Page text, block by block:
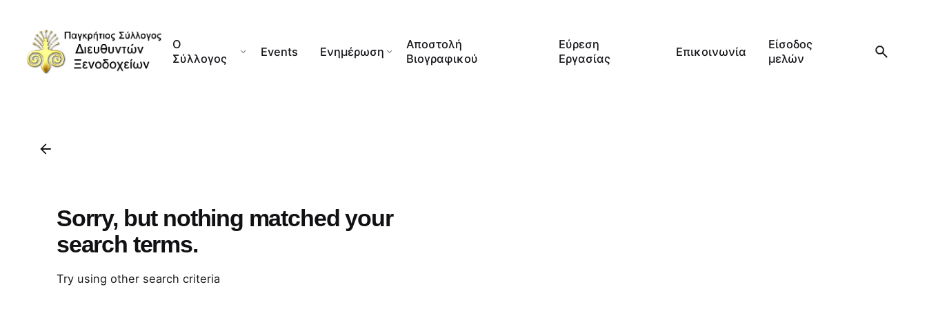
content
Ο
Σύλλογος
Events Ενημέρωση
Αποστολή
Βιογραφικού
Εύρεση
Εργασίας
Επικοινωνία
Είσοδος
μελών
Sorry, but nothing matched your
search terms.
Try using other search criteria